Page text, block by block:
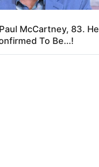
McCartney, 83. He
To Be...!